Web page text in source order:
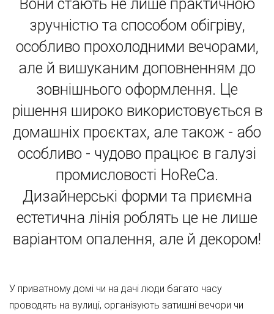
Вони стають не лише практичною
зручністю та способом обігріву,
особливо прохолодними вечорами,
але й вишуканим доповненням до
зовнішнього оформлення. Це
рішення широко використовується в
домашніх проєктах, але також - або
особливо - чудово працює в галузі
промисловості HoReCa.
Дизайнерські форми та приємна
естетична лінія роблять це не лише
варіантом опалення, але й декором!
У приватному домі чи на дачі люди багато часу
проводять на вулиці, організують затишні вечори чи